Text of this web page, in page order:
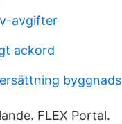
avgifter
ackord
byggnads
FLEX Portal.